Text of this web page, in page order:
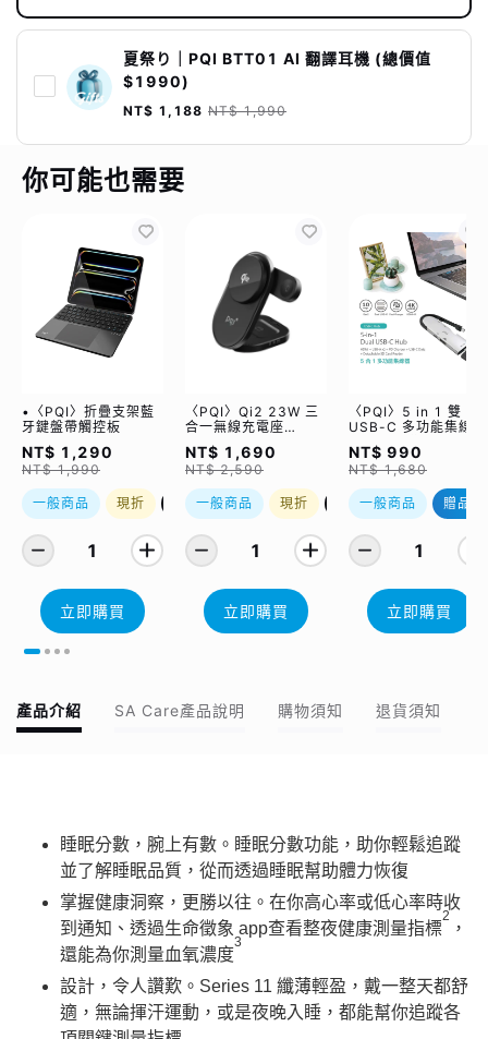
夏祭り｜PQI BTT01 AI 翻譯耳機 (總價值
$1990)
NT$ 1,188 NT$ 1,990
你可能也需要
•〈PQI〉折疊支架藍
牙鍵盤帶觸控板
NT$ 1,290
NT$ 1,990
一般商品 現折 優惠加購
1
立即購買
〈PQI〉Qi2 23W 三
合一無線充電座
(WCC2302)
NT$ 1,690
NT$ 2,590
一般商品 現折 優惠加購
1
立即購買
〈PQI〉5 in 1 雙
USB-C 多功能集線器
（限量加贈｜U988
class 10 Micro SD
記憶卡 64GB，附 SD
轉卡）
NT$ 990
NT$ 1,680
一般商品 贈品
1
立即購買
產品介紹 SA Care產品說明 購物須知 退貨須知
睡眠分數，腕上有數。睡眠分數功能，助你輕鬆追蹤
並了解睡眠品質，從而透過睡眠幫助體力恢復
掌握健康洞察，更勝以往。在你高心率或低心率時收
到通知、透過生命徵象 app查看整夜健康測量指標
2
，
還能為你測量血氧濃度
3
設計，令人讚歎。Series 11 纖薄輕盈，戴一整天都舒
適，無論揮汗運動，或是夜晚入睡，都能幫你追蹤各